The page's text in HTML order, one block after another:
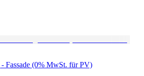
Fassade (0% MwSt. für PV)